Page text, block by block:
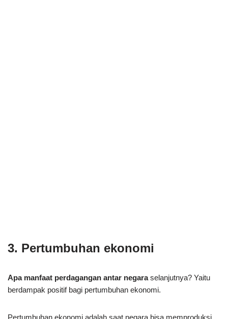
3. Pertumbuhan ekonomi
Apa manfaat perdagangan antar negaraselanjutnya? Yaitu
berdampak positif bagi pertumbuhan ekonomi.
Pertumbuhan ekonomi adalah saat negara bisa memproduksi